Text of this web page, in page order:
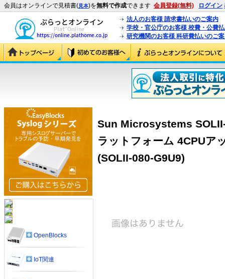
会員はオンラインで見積書(見本)を無料で作成できます 会員登録(無料) ログイン
法人のお客様 請求書払いのご案内
学校・官公庁のお客様 校費・公費
研究機関のお客様 科研費払いのご
Sun Microsystems
ラットフォーム 4CPUア
(SOLII-080-G9U9)
OpenBlocks
IoT関連